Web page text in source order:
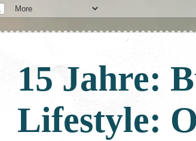
15 Jahre:
Lifestyle: